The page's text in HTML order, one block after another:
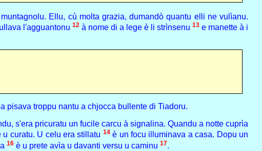
Ellu, cù molta grazia, dumandò quantu elli ne vulìanu.
l'agguantonu 12à nome di a lege è li strìnsenu 13e manette à i
pisava troppu nantu a chjocca bullente di Tiadoru.
s'era pricuratu un fucile carcu à signalina. Quandu a notte cuprìa
curatu. U celu era stillatu 14è un focu illuminava a casa. Dopu un
16 è u prete avìa u davanti versu u caminu 17.